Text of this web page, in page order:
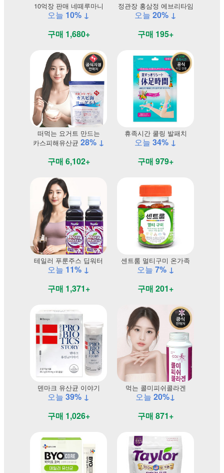
10억장 판매 네떼루마니
오늘 10% ↓
구매 1,680+
정관장 홍삼정 에브리타임
오늘 20% ↓
구매 195+
떠먹는 요거트 만드는
카스피해유산균 28% ↓
구매 6,102+
휴족시간 쿨링 발패치
오늘 34% ↓
구매 979+
테일러 푸룬주스 딥워터
오늘 11% ↓
구매 1,371+
센트룸 멀티구미 온가족
오늘 7% ↓
구매 201+
덴마크 유산균 이야기
오늘 39% ↓
구매 1,026+
먹는 콜미피쉬콜라겐
오늘 20%↓
구매 871+